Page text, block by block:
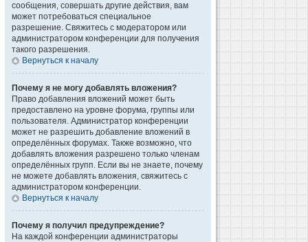
сообщения, совершать другие действия, вам
может потребоваться специальное
разрешение. Свяжитесь с модератором или
администратором конференции для получения
такого разрешения.
Вернуться к началу
Почему я не могу добавлять вложения?
Право добавления вложений может быть
предоставлено на уровне форума, группы или
пользователя. Администратор конференции
может не разрешить добавление вложений в
определённых форумах. Также возможно, что
добавлять вложения разрешено только членам
определённых групп. Если вы не знаете, почему
не можете добавлять вложения, свяжитесь с
администратором конференции.
Вернуться к началу
Почему я получил предупреждение?
На каждой конференции администраторы